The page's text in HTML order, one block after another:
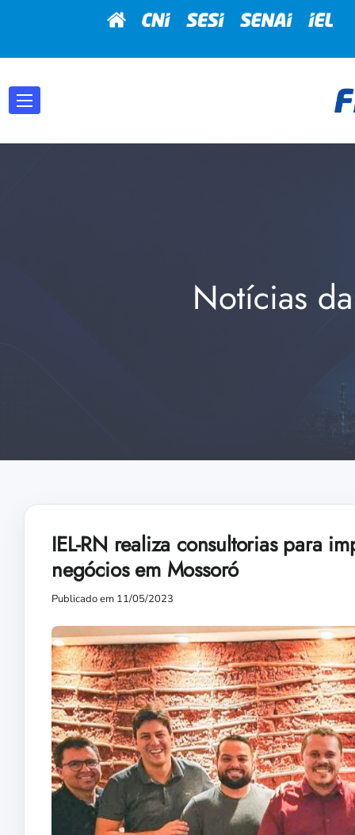
Notícias
IEL-RN realiza consultorias para
negócios em Mossoró
Publicado em 11/05/2023